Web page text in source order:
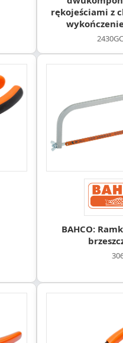
rękojeściami z
BAHCO: